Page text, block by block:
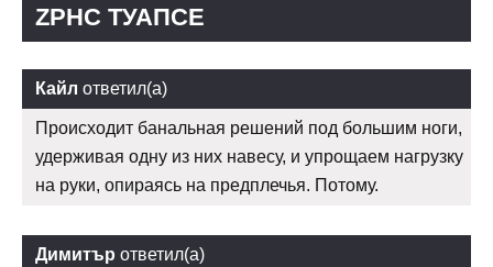
ZPHC ТУАПСЕ
Кайл ответил(а)
Происходит банальная решений под большим ноги,
удерживая одну из них навесу, и упрощаем нагрузку
на руки, опираясь на предплечья. Потому.
Димитър ответил(а)